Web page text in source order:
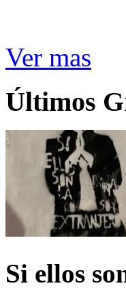
Ver mas
Últimos
Si ellos